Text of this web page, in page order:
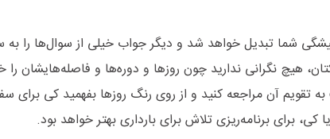
شما تبدیل خواهد شد و دیگر جواب خیلی از سوال‌ها را
هیچ نگرانی ندارید چون روزها و دوره‌ها و فاصله‌هایشان
تقویم آن مراجعه کنید و از روی رنگ روزها بفهمید کی برای
برای برنامه‌ریزی تلاش برای بارداری بهتر خواهد بود.